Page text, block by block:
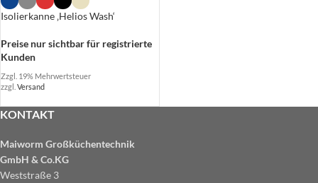
Isolierkanne ‚Helios Wash‘
Preise nur sichtbar für registrierte
Kunden
Zzgl. 19% Mehrwertsteuer
zzgl. Versand
KONTAKT
Maiworm Großküchentechnik
GmbH & Co.KG
Weststraße 3